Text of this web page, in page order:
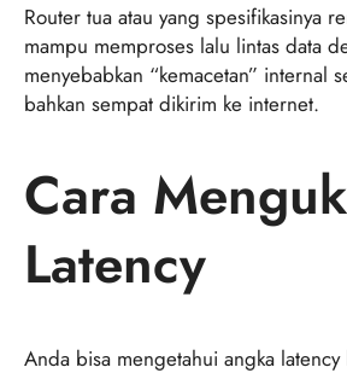
Router tua atau yang spesifikasinya
mampu memproses lalu lintas data
menyebabkan “kemacetan” internal
bahkan sempat dikirim ke internet.
Cara
Latency
Anda bisa mengetahui angka